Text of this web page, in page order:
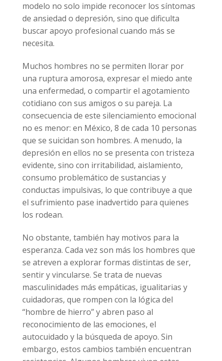
modelo no solo impide reconocer los síntomas
de ansiedad o depresión, sino que dificulta
buscar apoyo profesional cuando más se
necesita.
Muchos hombres no se permiten llorar por
una ruptura amorosa, expresar el miedo ante
una enfermedad, o compartir el agotamiento
cotidiano con sus amigos o su pareja. La
consecuencia de este silenciamiento emocional
no es menor: en México, 8 de cada 10 personas
que se suicidan son hombres. A menudo, la
depresión en ellos no se presenta con tristeza
evidente, sino con irritabilidad, aislamiento,
consumo problemático de sustancias y
conductas impulsivas, lo que contribuye a que
el sufrimiento pase inadvertido para quienes
los rodean.
No obstante, también hay motivos para la
esperanza. Cada vez son más los hombres que
se atreven a explorar formas distintas de ser,
sentir y vincularse. Se trata de nuevas
masculinidades más empáticas, igualitarias y
cuidadoras, que rompen con la lógica del
“hombre de hierro” y abren paso al
reconocimiento de las emociones, el
autocuidado y la búsqueda de apoyo. Sin
embargo, estos cambios también encuentran